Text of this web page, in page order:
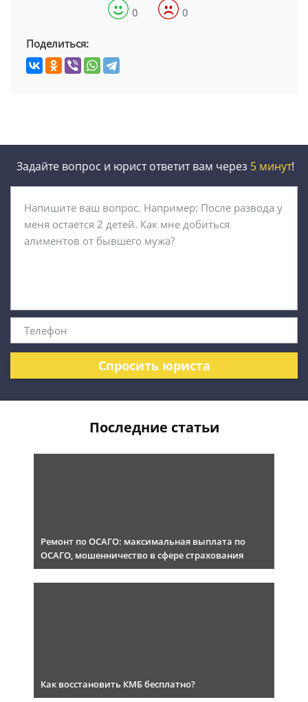
0 0
Поделиться:
Задайте вопрос и юрист ответит вам через 5 минут!
Спросить юриста
Последние статьи
Ремонт по ОСАГО: максимальная выплата по
ОСАГО, мошенничество в сфере страхования
Как восстановить КМБ бесплатно?